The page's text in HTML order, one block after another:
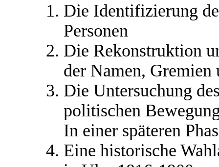
Die Identifizierung
Personen
Die Rekonstruktion
der Namen, Gremien
Die Untersuchung
politischen
In einer späteren
Eine historische